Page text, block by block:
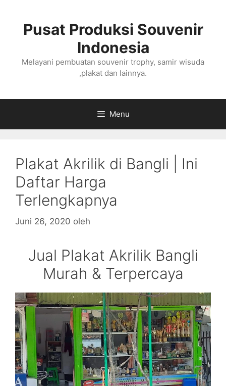
Pusat Produksi Souvenir
Indonesia
Melayani pembuatan souvenir trophy, samir wisuda
,plakat dan lainnya.
Menu
Plakat Akrilik di Bangli | Ini
Daftar Harga
Terlengkapnya
Juni 26, 2020 oleh
Jual Plakat Akrilik Bangli
Murah & Terpercaya